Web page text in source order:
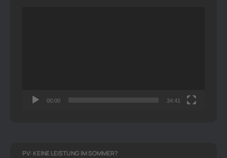
00:00 34:41
PV: KEINE LEISTUNG IM SOMMER?